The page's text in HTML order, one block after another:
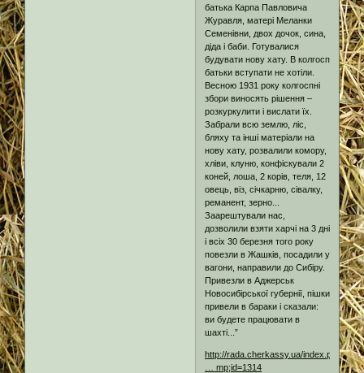
батька Карпа Павловича
Журавля, матері Меланки
Семенівни, двох дочок, сина,
діда і баби. Готувалися
будувати нову хату. В колгосп
батьки вступати не хотіли.
Весною 1931 року колгоспні
збори виносять рішення –
розкуркулити і вислати їх.
Забрали всю землю, ліс,
бляху та інші матеріали на
нову хату, розвалили комору,
хліви, клуню, конфіскували 2
коней, лоша, 2 корів, теля, 12
овець, віз, січкарню, сівалку,
реманент, зерно...
Заарештували нас,
дозволили взяти харчі на 3 дні
і всіх 30 березня того року
повезли в Жашків, посадили у
вагони, направили до Сибіру.
Привезли в Аджерськ
Новосибірської губернії, пішки
привели в бараки і сказали:
ви будете працювати в
шахті...”
http://rada.cherkassy.ua/index.php/misk
… mp;id=1314